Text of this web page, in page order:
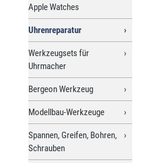
Apple Watches
Uhrenreparatur
Werkzeugsets für
Uhrmacher
Bergeon Werkzeug
Modellbau-Werkzeuge
Spannen, Greifen, Bohren,
Schrauben